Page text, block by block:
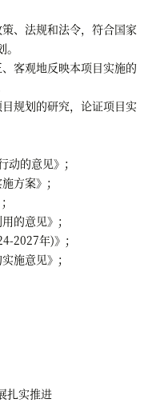
、法规和法令，符合国家
客观地反映本项目实施的
规划的研究，论证项目实
的意见》;
方案》;
的意见》;
2027年)》;
施意见》;
扎实推进